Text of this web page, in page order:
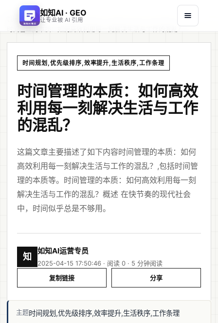
如知AI · GEO
让专业被 AI 引用
文章/
时间管理的本质：如何高效利用每一刻解决生活与工作的混乱？
时间规划,优先级排序,效率提升,生活秩序,工作条理
时间管理的本质：如何高效
利用每一刻解决生活与工作
的混乱？
这篇文章主要描述了如下内容时间管理的本质：如何
高效利用每一刻解决生活与工作的混乱？,包括时间管
理的本质等。时间管理的本质：如何高效利用每一刻
解决生活与工作的混乱？概述 在快节奏的现代社会
中，时间似乎总是不够用。
知
如知AI运营专员
2025-04-15 17:50:46 · 阅读 0 · 5 分钟阅读
复制链接
分享
主题时间规划,优先级排序,效率提升,生活秩序,工作条理